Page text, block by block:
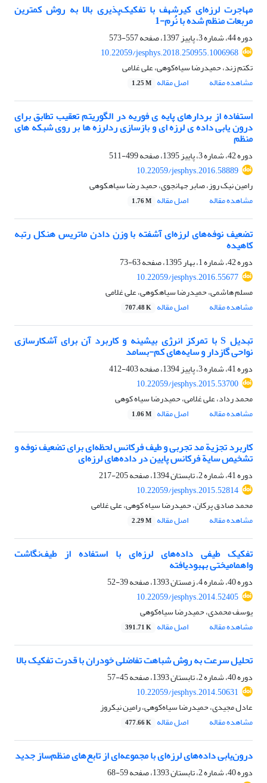
مهاجرت لرزه‌ای کیرشهف با تفکیک‌پذیری بالا به روش کمترین
مربعات منظم شده با نُرم-1
دوره 44، شماره 3، پاییز 1397، صفحه
557-573
10.22059/jesphys.2018.250955.1006968
تکتم زند، حمیدرضا سیاه‌کوهی، علی غلامی
مشاهده مقاله
اصل مقاله 1.25 M
استفاده از بردارهای پایه ی فوریه در الگوریتم تعقیب تطابق برای
درون یابی داده ی لرزه ای و بازسازی ردلرزه ها بر روی شبکه های
منظم
دوره 42، شماره 3، پاییز 1395، صفحه
499-511
10.22059/jesphys.2016.58889
رامین نیک روز، صابر جهانجوی، حمید رضا سیاهکوهی
مشاهده مقاله
اصل مقاله 1.76 M
تضعیف نوفه‌های لرزه‌ای آشفته با وزن دادن ماتریس هنکل رتبه
کاهیده
دوره 42، شماره 1، بهار 1395، صفحه
63-73
10.22059/jesphys.2016.55677
مسلم هاشمی، حمیدرضا سیاهکوهی، علی غلامی
مشاهده مقاله
اصل مقاله 707.48 K
تبدیل S با تمرکز انرژی بیشینه و کاربرد آن برای آشکارسازی
نواحی گازدار و سایه‌های کم-بسامد
دوره 41، شماره 3، پاییز 1394، صفحه
403-412
10.22059/jesphys.2015.53700
محمد رداد، علی غلامی، حمیدرضا سیاه کوهی
مشاهده مقاله
اصل مقاله 1.06 M
کاربرد تجزیة مد تجربی و طیف فرکانس لحظه‌ای برای تضعیف نوفه و
تشخیص سایة فرکانس پایین در داده‌های لرزه‌ای
دوره 41، شماره 2، تابستان 1394، صفحه
205-217
10.22059/jesphys.2015.52814
محمد صادق پرکان، حمیدرضا سیاه کوهی، علی غلامی
مشاهده مقاله
اصل مقاله 2.29 M
تفکیک طیفی داده‌‌های لرزه‌‌ای با استفاده از طیف‌نگاشت
واهمامیختی بهبودیافته
دوره 40، شماره 4، زمستان 1393، صفحه
39-52
10.22059/jesphys.2014.52405
یوسف محمدی، حمیدرضا سیاه‌کوهی
مشاهده مقاله
اصل مقاله 391.71 K
تحلیل سرعت به روش شباهت تفاضلی خودران با قدرت تفکیک بالا
دوره 40، شماره 2، تابستان 1393، صفحه
45-57
10.22059/jesphys.2014.50631
عادل مجیدی، حمیدرضا سیاه‌کوهی، رامین نیکروز
مشاهده مقاله
اصل مقاله 477.66 K
درون‌یابی داده‌های لرزه‌ای با مجموعه‌ای از تابع‌های منظم‌ساز جدید
دوره 40، شماره 2، تابستان 1393، صفحه
59-68